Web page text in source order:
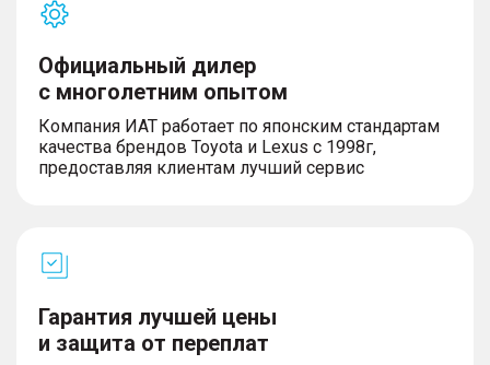
Официальный дилер
с многолетним опытом
Компания ИАТ работает по японским стандартам
качества брендов Toyota и Lexus с 1998г,
предоставляя клиентам лучший сервис
Гарантия лучшей цены
и защита от переплат